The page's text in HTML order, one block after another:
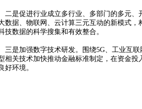
是促进行业成立多行业、多部门的多元、
数据、物联网、云计算三元互动的新模式
技数据的科学搜集和有效整合。
是加强数字技术研发。围绕5G、工业互联
相关技术加快推动金融标准制定，在资金
好环境。